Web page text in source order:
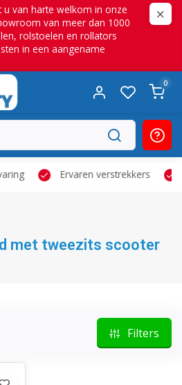
van harte welkom in onze
van meer dan 1000
rolstoelen en rollators
in een aangename
0
Ervaren verstrekkers
met tweezits scooter
Filters